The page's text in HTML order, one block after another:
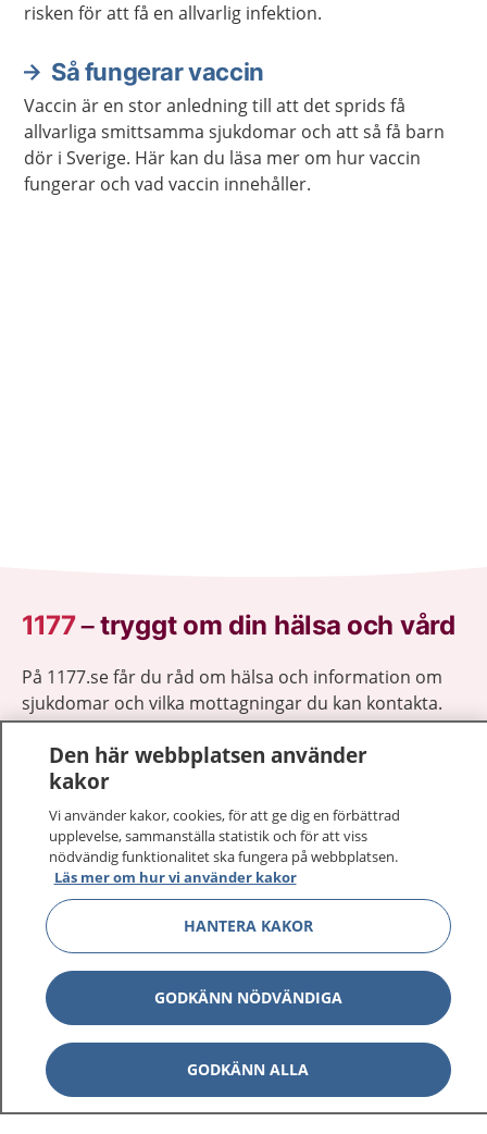
risken för att få en allvarlig infektion.
Så fungerar vaccin
Vaccin är en stor anledning till att det sprids få
allvarliga smittsamma sjukdomar och att så få barn
dör i Sverige. Här kan du läsa mer om hur vaccin
fungerar och vad vaccin innehåller.
1177–tryggt om din hälsa och vård
På 1177.se får du råd om hälsa och information om
sjukdomar och vilka mottagningar du kan kontakta.
Logga in för att läsa din journal och göra dina
vårdärenden. Ring telefonnummer 1177 för
sjukvårdsrådgivning dygnet runt.
1177 ger dig råd när du vill må bättre.
1177 på flera språk Visa
Om 1177 Visa
Kontakt Visa
Den här webbplatsen använder
kakor
Vi använder kakor, cookies, för att ge dig en förbättrad
upplevelse, sammanställa statistik och för att viss
nödvändig funktionalitet ska fungera på webbplatsen.
Läs mer om hur vi använder kakor
HANTERA KAKOR
GODKÄNN NÖDVÄNDIGA
GODKÄNN ALLA